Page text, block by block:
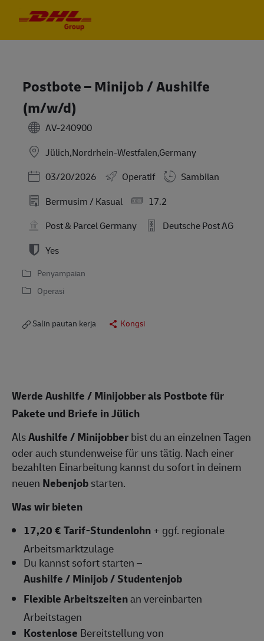
Postbote – Minijob / Aushilfe
(m/w/d)
AV-240900
Jülich,Nordrhein-Westfalen,Germany
Posted Date
03/20/2026 Operatif
Sambilan
Bermusim / Kasual
17.2
Post & Parcel Germany
Deutsche Post AG
Yes
Penyampaian
Operasi
Salin pautan kerja Kongsi
Werde Aushilfe / Minijobber als Postbote für
Pakete und Briefe in Jülich
AlsAushilfe / Minijobberbist du an einzelnen Tagen
oder auch stundenweise für uns tätig. Nach einer
bezahlten Einarbeitung kannst du sofort in deinem
neuen Nebenjobstarten.
Was wir bieten
17,20 € Tarif-Stundenlohn+ ggf. regionale
Arbeitsmarktzulage
Du kannst sofort starten –
Aushilfe / Minijob / Studentenjob
Flexible Arbeitszeitenan vereinbarten
Arbeitstagen
Kostenlose Bereitstellung von